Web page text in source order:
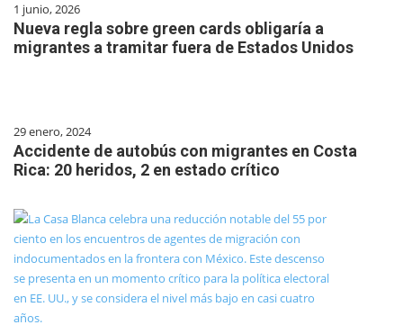
1 junio, 2026
Nueva regla sobre green cards obligaría a
migrantes a tramitar fuera de Estados Unidos
29 enero, 2024
Accidente de autobús con migrantes en Costa
Rica: 20 heridos, 2 en estado crítico